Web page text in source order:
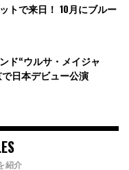
トで来日！ 10月にブルー
ド“ウルサ・メイジャ
日本デビュー公演
紹介